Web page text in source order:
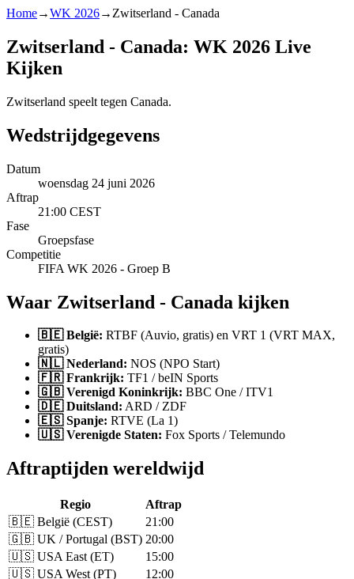
Home→WK 2026→ Zwitserland - Canada
Zwitserland - Canada: WK 2026 Live
Kijken
Zwitserland speelt tegen Canada.
Wedstrijdgegevens
Datum
woensdag 24 juni 2026
Aftrap
21:00 CEST
Fase
Groepsfase
Competitie
FIFA WK 2026 - Groep B
Waar Zwitserland - Canada kijken
🇧🇪 België: RTBF (Auvio, gratis) en VRT 1 (VRT MAX,
gratis)
🇳🇱 Nederland: NOS (NPO Start)
🇫🇷 Frankrijk: TF1 / beIN Sports
🇬🇧 Verenigd Koninkrijk: BBC One / ITV1
🇩🇪 Duitsland: ARD / ZDF
🇪🇸 Spanje: RTVE (La 1)
🇺🇸 Verenigde Staten: Fox Sports / Telemundo
Aftraptijden wereldwijd
Regio
Aftrap
🇧🇪 België (CEST)
21:00
🇬🇧 UK / Portugal (BST) 20:00
🇺🇸 USA East (ET)
15:00
🇺🇸 USA West (PT)
12:00